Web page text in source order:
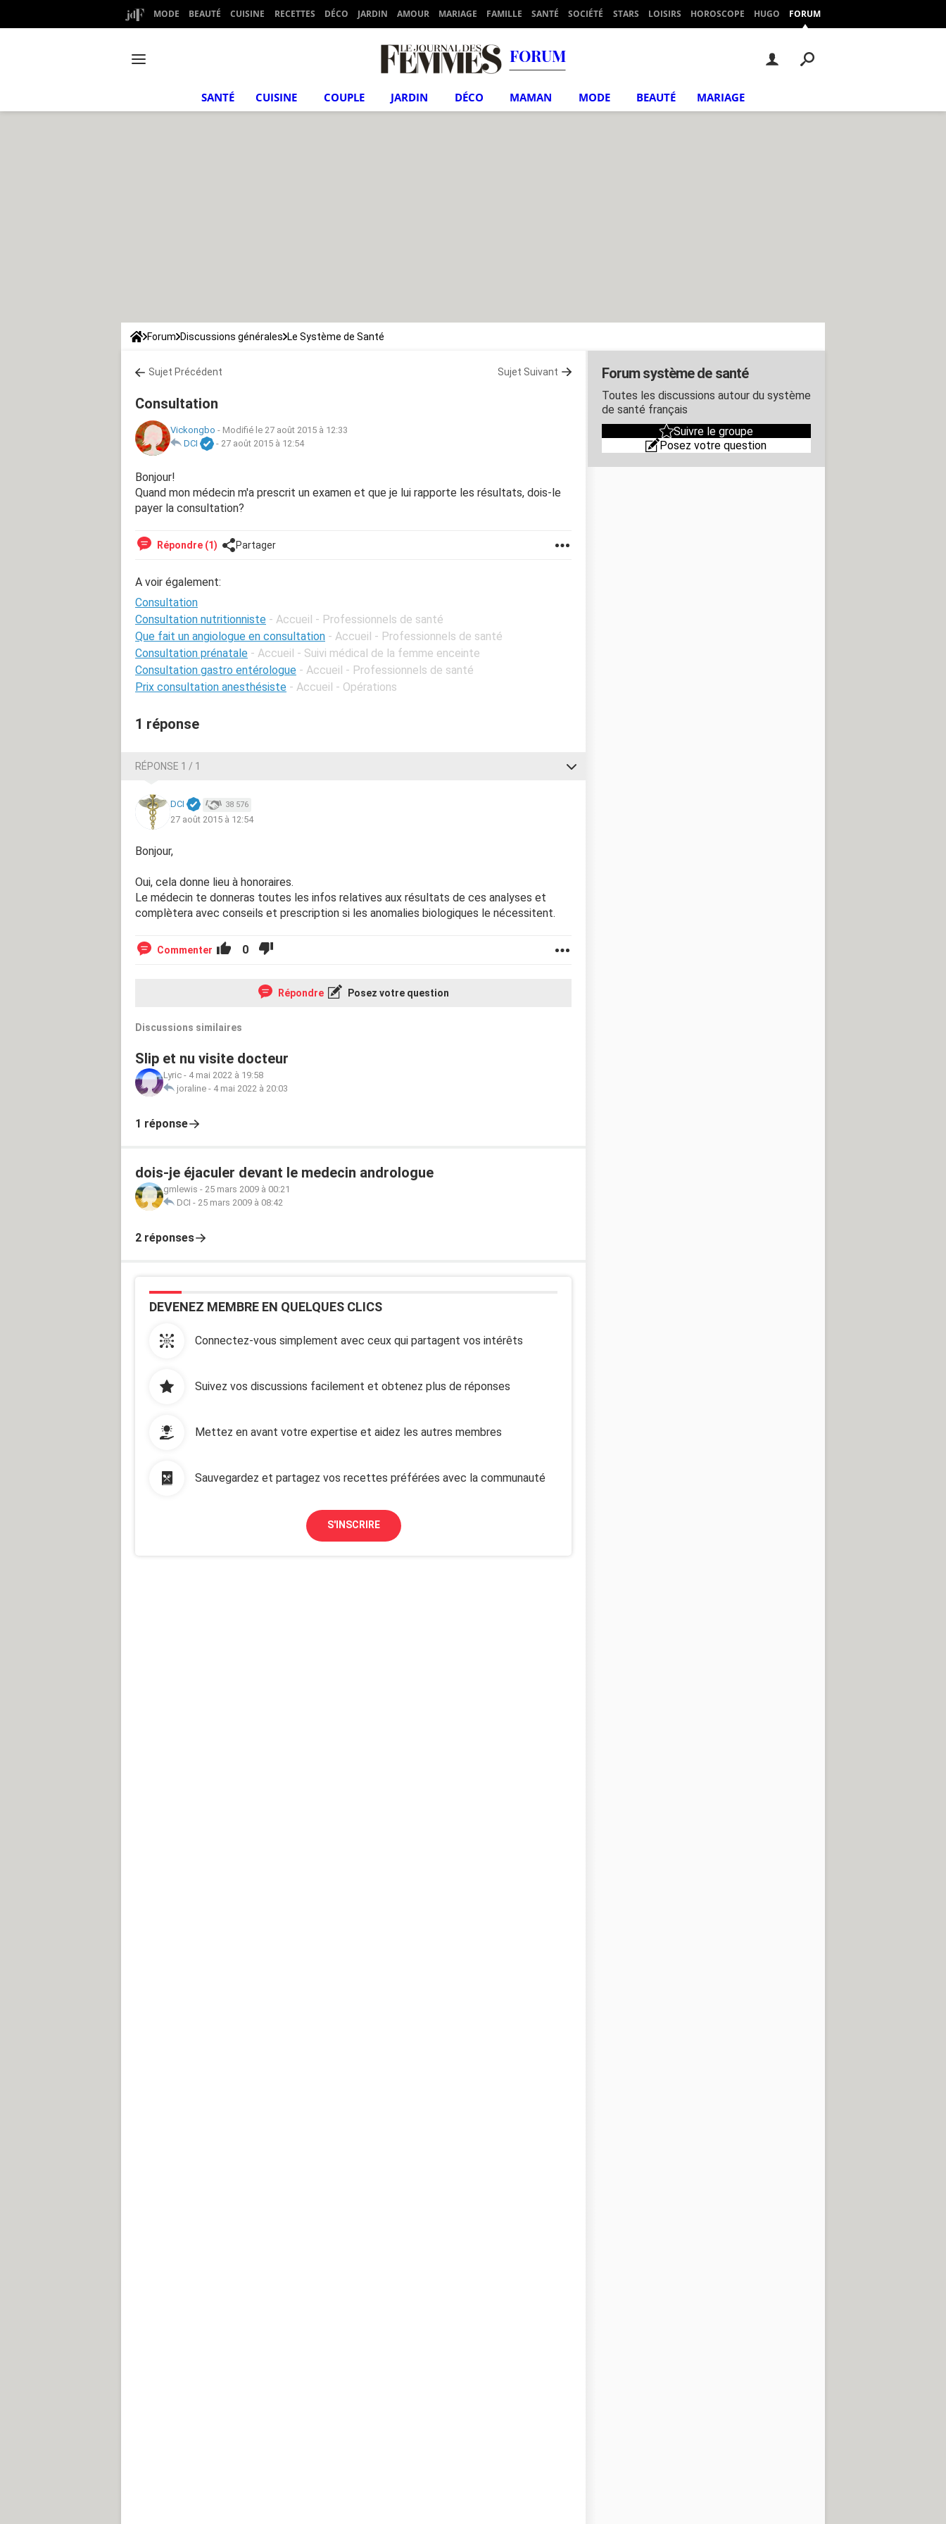
MODE BEAUTÉ CUISINE RECETTES DÉCO JARDIN AMOUR MARIAGE FAMILLE SANTÉ SOCIÉTÉ STARS LOISIRS HOROSCOPE HUGO FORUM
FORUM
SANTÉ CUISINE COUPLE JARDIN DÉCO MAMAN MODE BEAUTÉ MARIAGE
Forum Discussions générales Le Système de Santé
Sujet Précédent Sujet Suivant
Consultation
Vickongbo - Modifié le 27 août 2015 à 12:33
DCI
- 27 août 2015 à 12:54
Bonjour!
Quand mon médecin m'a prescrit un examen et que je lui rapporte les résultats, dois-le
payer la consultation?
Répondre (1) Partager
A voir également:
Consultation
Consultation nutritionniste - Accueil - Professionnels de santé
Que fait un angiologue en consultation - Accueil - Professionnels de santé
Consultation prénatale - Accueil - Suivi médical de la femme enceinte
Consultation gastro entérologue - Accueil - Professionnels de santé
Prix consultation anesthésiste - Accueil - Opérations
1 réponse
RÉPONSE 1 / 1
DCI 38 576
27 août 2015 à 12:54
Bonjour,
Oui, cela donne lieu à honoraires.
Le médecin te donneras toutes les infos relatives aux résultats de ces analyses et
complètera avec conseils et prescription si les anomalies biologiques le nécessitent.
Commenter 0
Répondre Posez votre question
Discussions similaires
Slip et nu visite docteur
Lyric - 4 mai 2022 à 19:58
joraline - 4 mai 2022 à 20:03
1 réponse
dois-je éjaculer devant le medecin andrologue
gmlewis - 25 mars 2009 à 00:21
DCI - 25 mars 2009 à 08:42
2 réponses
DEVENEZ MEMBRE EN QUELQUES CLICS
Connectez-vous simplement avec ceux qui partagent vos intérêts
Suivez vos discussions facilement et obtenez plus de réponses
Mettez en avant votre expertise et aidez les autres membres
Sauvegardez et partagez vos recettes préférées avec la communauté
S'INSCRIRE
Forum système de santé
Toutes les discussions autour du système
de santé français
Suivre le groupe
Posez votre question